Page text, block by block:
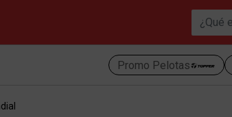
Promo Pelotas